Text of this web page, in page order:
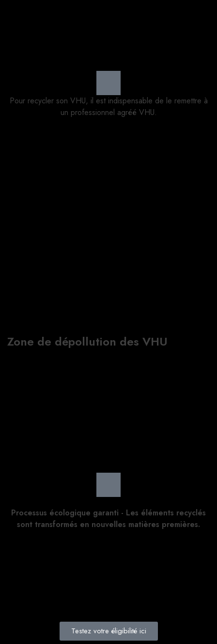
Pour recycler son VHU, il est indispensable de le remettre à
un professionnel agréé VHU.
Zone de dépollution des VHU
Processus écologique garanti - Les éléments recyclés
sont transformés en nouvelles matières premières.
Testez votre éligibilité ici